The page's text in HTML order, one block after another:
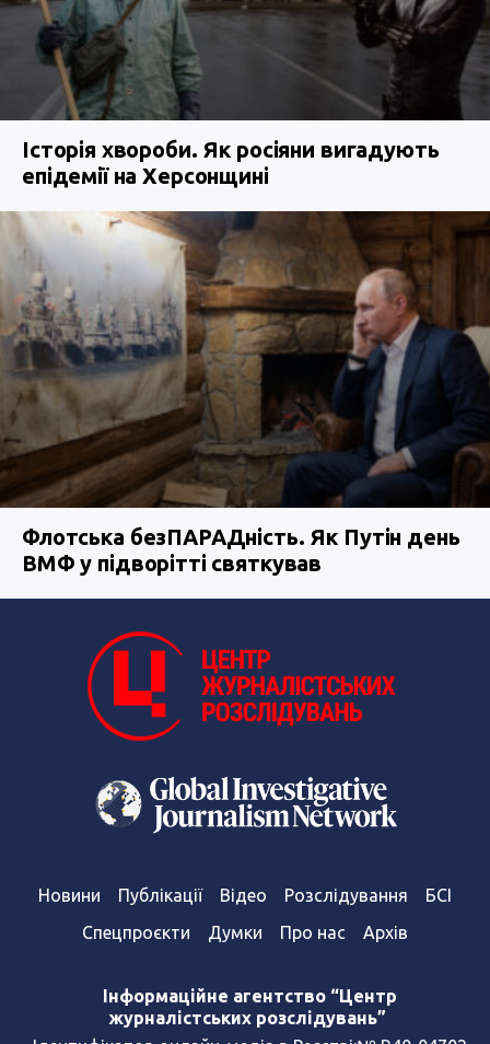
Історія хвороби. Як росіяни вигадують
епідемії на Херсонщині
Флотська безПАРАДність. Як Путін день
ВМФ у підворітті святкував
Новини Публікації Відео Розслідування
БСІ
Спецпроєкти
Думки Про нас Архів
Інформаційне агентство “Центр
журналістських розслідувань”